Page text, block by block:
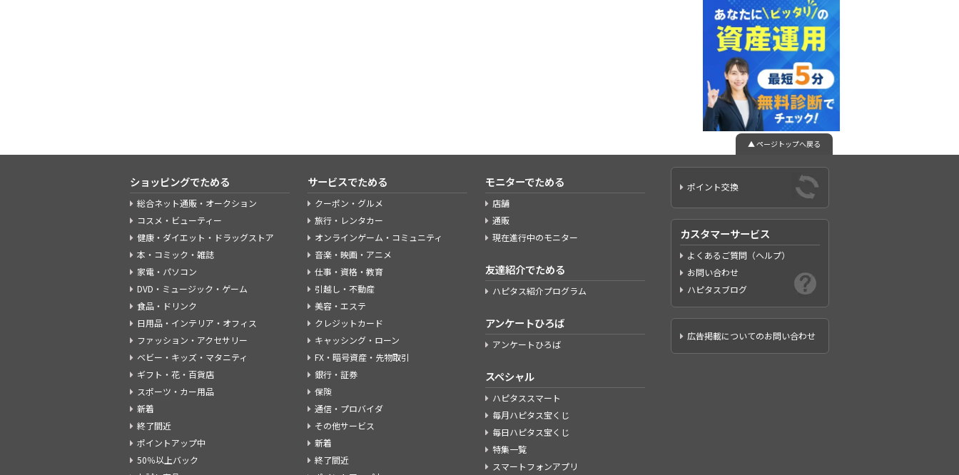
▲ ページトップへ戻る
ショッピングでためる
総合ネット通販・オークション
コスメ・ビューティー
健康・ダイエット・ドラッグストア
本・コミック・雑誌
家電・パソコン
DVD・ミュージック・ゲーム
食品・ドリンク
日用品・インテリア・オフィス
ファッション・アクセサリー
ベビー・キッズ・マタニティ
ギフト・花・百貨店
スポーツ・カー用品
新着
終了間近
ポイントアップ中
50％以上バック
サービスでためる
クーポン・グルメ
旅行・レンタカー
オンラインゲーム・コミュニティ
音楽・映画・アニメ
仕事・資格・教育
引越し・不動産
美容・エステ
クレジットカード
キャッシング・ローン
FX・暗号資産・先物取引
銀行・証券
保険
通信・プロバイダ
その他サービス
新着
終了間近
モニターでためる
店舗
通販
現在進行中のモニター
友達紹介でためる
ハピタス紹介プログラム
アンケートひろば
アンケートひろば
スペシャル
ハピタススマート
毎月ハピタス宝くじ
毎日ハピタス宝くじ
特集一覧
スマートフォンアプリ
ポイント交換
カスタマーサービス
よくあるご質問（ヘルプ）
お問い合わせ
ハピタスブログ
広告掲載についてのお問い合わせ